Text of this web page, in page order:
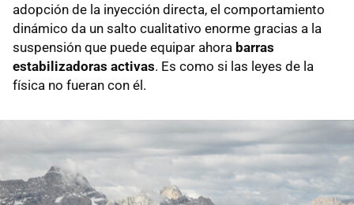
adopción de la inyección directa, el comportamiento
dinámico da un salto cualitativo enorme gracias a la
suspensión que puede equipar ahora barras
estabilizadoras activas. Es como si las leyes de la
física no fueran con él.